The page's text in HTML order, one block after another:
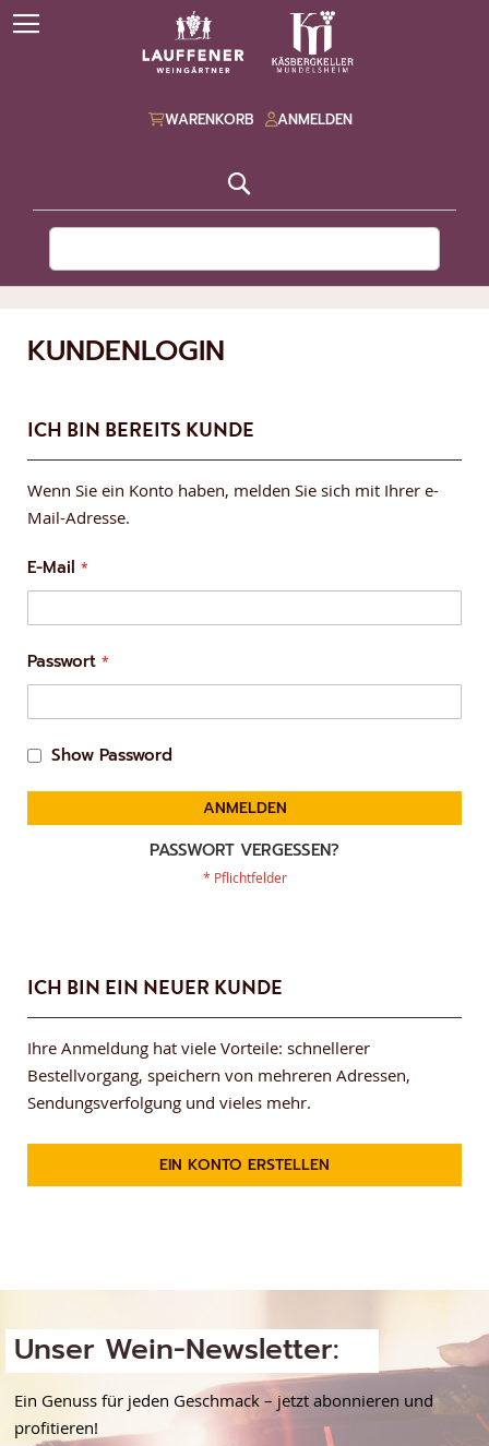
WARENKORB ANMELDEN
KUNDENLOGIN
ICH BIN BEREITS KUNDE
Wenn Sie ein Konto haben, melden Sie sich mit Ihrer e-
Mail-Adresse.
E-Mail
Passwort
Show Password
ANMELDEN
PASSWORT VERGESSEN?
ICH BIN EIN NEUER KUNDE
Ihre Anmeldung hat viele Vorteile: schnellerer
Bestellvorgang, speichern von mehreren Adressen,
Sendungsverfolgung und vieles mehr.
EIN KONTO ERSTELLEN
Unser Wein-Newsletter:
Ein Genuss für jeden Geschmack – jetzt abonnieren und
profitieren!